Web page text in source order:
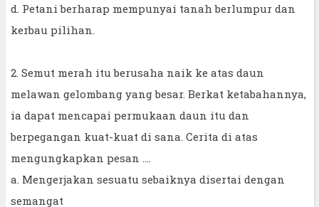
d. Petani berharap mempunyai tanah berlumpur dan
kerbau pilihan.
2. Semut merah itu berusaha naik ke atas daun
melawan gelombang yang besar. Berkat ketabahannya,
ia dapat mencapai permukaan daun itu dan
berpegangan kuat-kuat di sana. Cerita di atas
mengungkapkan pesan ….
a. Mengerjakan sesuatu sebaiknya disertai dengan
semangat